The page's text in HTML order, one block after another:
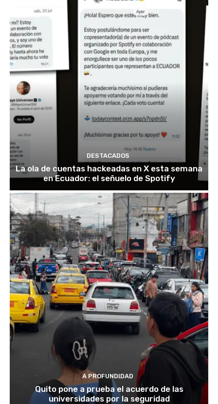
DESTACADOS
La ola de cuentas hackeadas en X esta semana
en Ecuador: el señuelo de Spotify
A PROFUNDIDAD
Quito pone a prueba el acuerdo de las
universidades por la seguridad